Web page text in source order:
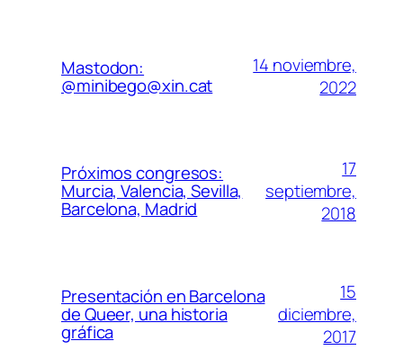
Mastodon:
@minibego@xin.cat
14 noviembre,
2022
Próximos congresos:
Murcia, Valencia, Sevilla,
Barcelona, Madrid
17
septiembre,
2018
Presentación en Barcelona
de Queer, una historia
gráfica
15
diciembre,
2017